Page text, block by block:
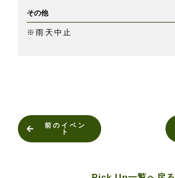
その他
※雨天中止
前のイベン
ト